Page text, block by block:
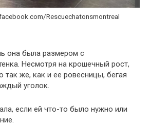
Rescuechatonsmontreal
она была размером с
Несмотря на крошечный рост,
так же, как и ее ровесницы, бегая
уголок.
если ей что-то было нужно или